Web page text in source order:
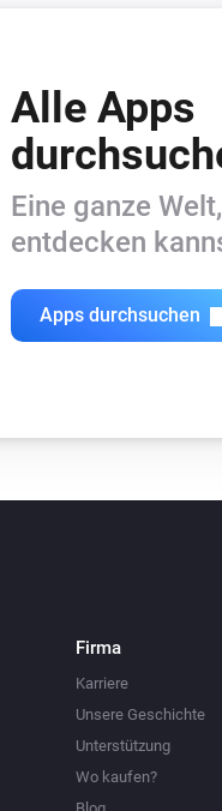
Alle Apps
Eine ganze
entdecken
Apps durchsuchen
Firma
Karriere
Unsere Geschichte
Unterstützung
Wo kaufen?